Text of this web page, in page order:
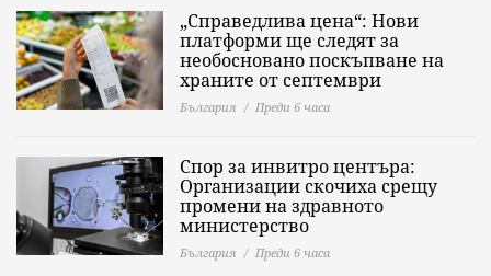
„Справедлива цена“: Нови
платформи ще следят за
необосновано поскъпване на
храните от септември
България Преди 6 часа
Спор за инвитро центъра:
Организации скочиха срещу
промени на здравното
министерство
България Преди 6 часа